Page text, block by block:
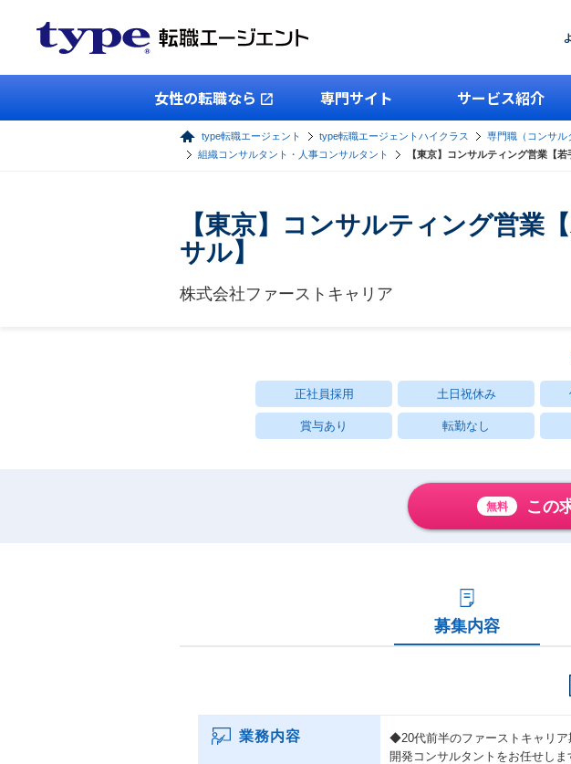
女性の転職なら 専門サイト サービス紹介
type転職エージェント type転職エージェントハイクラス 専門職（コンサル
組織コンサルタント・人事コンサルタント
【東京】コンサルティング営業【
【東京】コンサルティング営業
サル】
株式会社ファーストキャリア
正社員採用 土日祝休み
賞与あり 転勤なし
無料 この
募集内容
業務内容
◆20代前半のファーストキャリア
開発コンサルタントをお任せしま